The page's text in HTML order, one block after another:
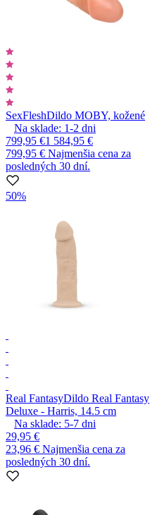
SexFleshDildo MOBY, kožené
Na sklade: 1-2 dni
799,95 €1 584,95 €
799,95 € Najmenšia cena za
posledných 30 dní.
50%
Real FantasyDildo Real Fantasy
Deluxe - Harris, 14.5 cm
Na sklade: 5-7 dni
29,95 €
23,96 € Najmenšia cena za
posledných 30 dní.